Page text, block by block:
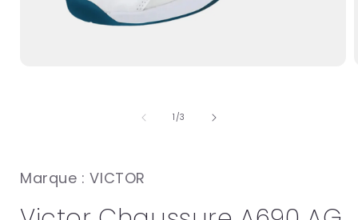
1 /de
3
Marque : VICTOR